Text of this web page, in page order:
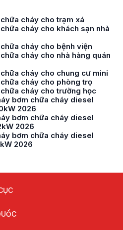
cháy cho trạm xá
cháy cho khách sạn nhà
cháy cho bệnh viện
cháy cho nhà hàng quán
cháy cho chung cư mini
cháy cho phòng trọ
cháy cho trường học
bơm chữa cháy diesel
2026
bơm chữa cháy diesel
2026
bơm chữa cháy diesel
2026